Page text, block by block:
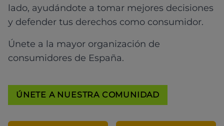
lado, ayudándote a tomar mejores decisiones
y defender tus derechos como consumidor.
Únete a la mayor organización de
consumidores de España.
ÚNETE A NUESTRA COMUNIDAD